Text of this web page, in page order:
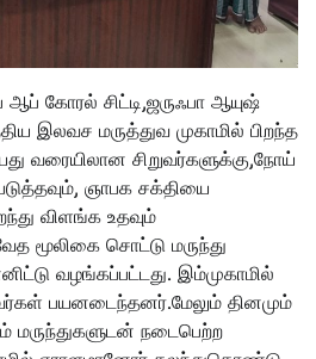
ஆப் கோரல் சிட்டி,ஜருஃபா ஆயுஷ்
இலவச மருத்துவ முகாமில் பிறந்த
வரையிலான சிறுவர்களுக்கு,நோய்
ஞாபக சக்தியை
விளங்க உதவும்
மூலிகை சொட்டு மருந்து
வழங்கப்பட்டது. இம்முகாமில்
பயனடைந்தனர்.மேலும் தினமும்
மருந்துகளுடன் நடைபெற்ற